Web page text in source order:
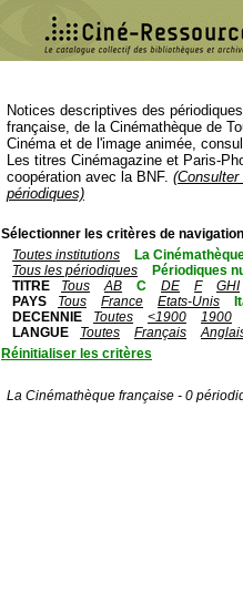
Notices descriptives des
française, de la Cinémathèque de
Cinéma et de l'image animée,
Les titres Cinémagazine et Paris-
coopération avec la BNF.
périodiques)
Sélectionner les critères de
Toutes institutions
La
Tous les périodiques
Périodiques
TITRE
Tous AB C DE F
GHI
PAYS
Tous France Etats-Unis
DECENNIE
Toutes <1900
1900
LANGUE
Toutes Français
Réinitialiser les critères
La Cinémathèque française - 0